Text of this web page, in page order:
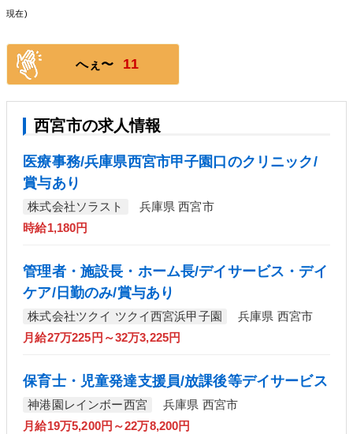
現在)
へぇ〜 11
西宮市の求人情報
医療事務/兵庫県西宮市甲子園口のクリニック/
賞与あり
株式会社ソラスト
兵庫県 西宮市
時給1,180円
管理者・施設長・ホーム長/デイサービス・デイ
ケア/日勤のみ/賞与あり
株式会社ツクイ ツクイ西宮浜甲子園
兵庫県 西宮市
月給27万225円～32万3,225円
保育士・児童発達支援員/放課後等デイサービス
神港園レインボー西宮
兵庫県 西宮市
月給19万5,200円～22万8,200円